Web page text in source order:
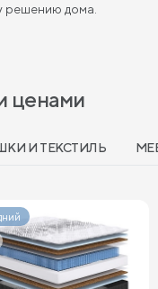
решению дома.
ценами
И ТЕКСТИЛЬ